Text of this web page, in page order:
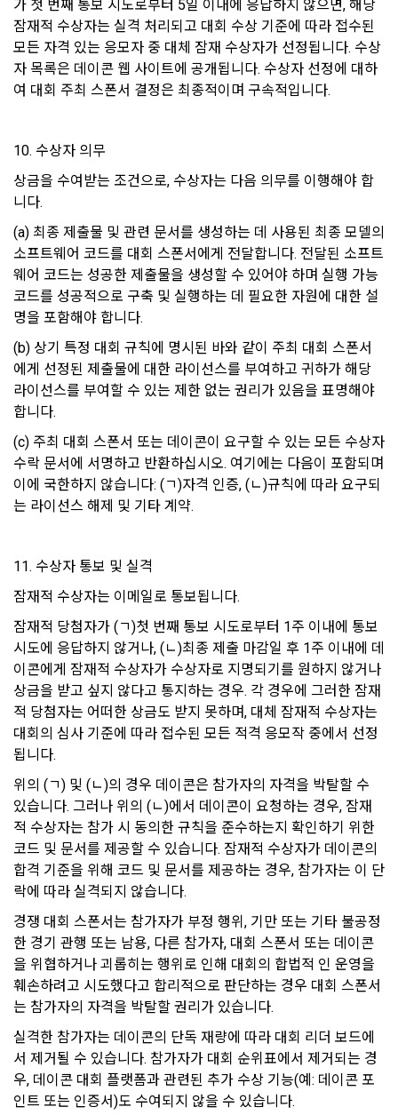
구글 로그인
아직 데이콘 계정이 없나요? 회원가입
시 보내시겠습니까?
을 위한 필수 절차입니다. 아래 이메일을 인증하여 회원가입 절
차를 완료하여 주시기 바랍니다.
제14조(취소 및 환불)
이용자는 구매한 “서비스” 사용을 아직 개시하지 않고 주문이
완료된 날로부터 7일 이내에 요청하는 경우 구매를 취소하고 환
한을 보유한다. 단, “서비스”에 결함이 있는 경우는 예외로 하며
불을 받는 경우 “회사”는 구매한 “서비스”에 대한 이용자의 액세
스를 중지할 권리를 보유한다.
제15조(청약철회 등)
1. “사이트”와 재화 및 서비스 등의 구매에 관한 계약을 체결한
이용자는 「전자상거래 등에서의 소비자보호에 관한 법률」 제
13조 제2항에 따른 계약 내용에 관한 고지를 받은 날(그 고지를
받은 때보다 재화 및 서비스 등의 공급이 늦게 이루어진 경우에
는 재화 및 서비스 등을 공급받거나 재화 및 서비스 등의 공급이
시작된 날을 말한다)부터 7일 이내에는 청약의 철회를 할 수 있
다. 다만, 청약철회에 관하여 「전자상거래 등에서의 소비자보
호에 관한 법률」에 달리 정함이 있는 경우에는 동 법 규정에 따
른다.
2. 이용자는 재화 및 서비스 등을 제공받은 경우 다음 각 호에 해
당하는 경우에는 청약철회를 할 수 없다.
가. 이용자의 사용 또는 일부 소비에 의하여 재화 및 서비스 등의
3. 제2항 제’나’호 경우에 “사이트”가 사전에 청약철회 등이 제한
를 하지 않았다면 이용자의 청약철회 등이 제한되지 않는다.
4. 이용자는 제1항 및 제2항의 규정에 불구하고 재화 및 서비스
등의 내용이 표시·광고 내용과 다르거나 계약내용과 다르게 이
행된 때에는 당해 재화 및 서비스 등을 공급받은 날부터 3월 이
내, 그 사실을 안 날 또는 알 수 있었던 날부터 30일 이내에 청약
철회 등을 할 수 있다.
제 16 조 (청약철회 등의 효과)
1. “사이트”는 이용자로부터 서비스의 반환을 정당하게 요청받
은 경우, 3영업일 이내에 이미 지급받은 재화 및 서비스 등의 대
금을 환급하거나 그 조치를 시작한다. 이 경우 “사이트”가 이용
자에게 재화 및 서비스 등의 환급을 지연한 때에는 그 지연 기간
에 대하여 「전자상거래 등에서의 소비자보호에 관한 법률 시
행령」 제21조의 2에서 정하는 지연이자율을 곱하여 산정한 지
연이자를 지급한다.
2. “사이트”는 위 대금을 환급함에 있어서 이용자가 신용카드 또
는 전자화폐 등의 결제수단으로 재화 및 서비스 등의 대금을 지
급한 때에는 지체 없이 당해 결제수단을 제공한 사업자로 하여
금 재화 및 서비스 등의 대금의 청구를 정지 또는 취소하도록 요
청한다.
3. 청약철회 등의 경우 공급받은 재화 및 서비스 등의 반환에 필
요한 비용은 이용자가 부담한다. “사이트”는 이용자에게 청약철
회 등을 이유로 위약금 또는 손해배상을 청구하지 않는다. 다만
재화 및 서비스 등의 내용이 표시·광고 내용과 다르거나 계약 내
용과 다르게 이행되어 청약철회 등을 하는 경우 재화 및 서비스
-개인정보를 제공받는 자의 개인정보 이용 목적 : 국외채용을 위
한 적합자 확인
-제공하는 개인정보의 항목 : 데이콘 인재풀 등록시 수집되는 항
목
-개인정보를 제공받는 자의 개인정보 보유 및 이용기간 : 제휴
6. 개인정보의 보유 및 이용기간
"회사"는 회원가입, 인재풀 등록으로부터 서비스를 제공하는 기
간 동안에 한하여 이용자의 개인정보를 보유 및 이용하게 됩니
다. 개인정보의 수집 및 이용에 대한 동의를 철회하는 경우, 수집
및 이용목적이 달성되거나 이용기간이 종료한 경우 개인정보를
지체 없이 파기합니다.
단, 다음의 경우에 대해서는 각각 명시한 이유와 기간 동안 보존
합니다.
법령에서 규정한 보존기간 동안 거래내역과 최소한의 기본정보
를 보유합니다. 이 경우 회사는 보관하는 정보를 그 보관의 목적
으로만 이용합니다.
① 계약 또는 청약철회 등에 관한 기록: 5년
③ 소비자의 불만 또는 분쟁처리에 관한 기록: 3년
④ 부정이용 등에 관한 기록: 5년
⑤ 웹사이트 방문기록(로그인 기록, 접속기록): 1년
2) 회원 탈퇴 요청 시, 회사는 탈퇴처리와 동시에 지체 없이 개인
정보를 파기하는 것을 원칙으로 합니다. 단, 회사를 통한 지원 이
력이 있는 회원의 탈퇴 시, 회사는 다음과 같은 보존이유로 탈퇴
후 5년 동안 지원내역 및 지원 내역과 관련된 개인정보를 보관
합니다.
① 회사를 통해 취업이 완료되었음에도 기업과의 담합을 통해
취업 사실을 공유하지않고 기업의 부정이용에 동참하는 것 방
지.
② 회사의 서비스 제공에 관한 기업과의 계약 이행을 완료하기
위해 회원의 지원정보를 보관할 필요가 있음
3) 보유기간을 미리 공지하고 그 보유기간이 경과하지 아니한
경우와 개별적으로 동의를 받은 경우에는 약정한 기간 동안 보
유합니다.
4) 개인정보보호를 위하여 이용자가 1년 동안 "데이콘"을 이용
하지 않은 경우, 이메일(또는 페이스북 등 외부 서비스와의 연동
을 통해 이용자가 설정한 계정 정보)를 "휴면계정"로 분리하여
해당 계정의 이용을 중지할 수 있습니다. 이 경우 "회사"는 "휴면
계정 처리 예정일"로부터 30일 이전에 해당사실을 전자메일, 서
면, SMS 중 하나의 방법으로 사전 통지하며 이용자가 직접 본인
가 첫 번째 통보 시도로부터 5일 이내에 응답하지 않으면, 해당
잠재적 수상자는 실격 처리되고 대회 수상 기준에 따라 접수된
모든 자격 있는 응모자 중 대체 잠재 수상자가 선정됩니다. 수상
자 목록은 데이콘 웹 사이트에 공개됩니다. 수상자 선정에 대하
여 대회 주최 스폰서 결정은 최종적이며 구속적입니다.
10. 수상자 의무
상금을 수여받는 조건으로, 수상자는 다음 의무를 이행해야 합
니다.
(a) 최종 제출물 및 관련 문서를 생성하는 데 사용된 최종 모델의
소프트웨어 코드를 대회 스폰서에게 전달합니다. 전달된 소프트
웨어 코드는 성공한 제출물을 생성할 수 있어야 하며 실행 가능
코드를 성공적으로 구축 및 실행하는 데 필요한 자원에 대한 설
명을 포함해야 합니다.
(b) 상기 특정 대회 규칙에 명시된 바와 같이 주최 대회 스폰서
에게 선정된 제출물에 대한 라이선스를 부여하고 귀하가 해당
라이선스를 부여할 수 있는 제한 없는 권리가 있음을 표명해야
합니다.
(c) 주최 대회 스폰서 또는 데이콘이 요구할 수 있는 모든 수상자
수락 문서에 서명하고 반환하십시오. 여기에는 다음이 포함되며
이에 국한하지 않습니다: (ㄱ)자격 인증, (ㄴ)규칙에 따라 요구되
는 라이선스 해제 및 기타 계약.
11. 수상자 통보 및 실격
잠재적 수상자는 이메일로 통보됩니다.
잠재적 당첨자가 (ㄱ)첫 번째 통보 시도로부터 1주 이내에 통보
시도에 응답하지 않거나, (ㄴ)최종 제출 마감일 후 1주 이내에 데
이콘에게 잠재적 수상자가 수상자로 지명되기를 원하지 않거나
상금을 받고 싶지 않다고 통지하는 경우. 각 경우에 그러한 잠재
적 당첨자는 어떠한 상금도 받지 못하며, 대체 잠재적 수상자는
대회의 심사 기준에 따라 접수된 모든 적격 응모작 중에서 선정
됩니다.
위의 (ㄱ) 및 (ㄴ)의 경우 데이콘은 참가자의 자격을 박탈할 수
있습니다. 그러나 위의 (ㄴ)에서 데이콘이 요청하는 경우, 잠재
적 수상자는 참가 시 동의한 규칙을 준수하는지 확인하기 위한
코드 및 문서를 제공할 수 있습니다. 잠재적 수상자가 데이콘의
합격 기준을 위해 코드 및 문서를 제공하는 경우, 참가자는 이 단
락에 따라 실격되지 않습니다.
경쟁 대회 스폰서는 참가자가 부정 행위, 기만 또는 기타 불공정
한 경기 관행 또는 남용, 다른 참가자, 대회 스폰서 또는 데이콘
을 위협하거나 괴롭히는 행위로 인해 대회의 합법적 인 운영을
훼손하려고 시도했다고 합리적으로 판단하는 경우 대회 스폰서
는 참가자의 자격을 박탈할 권리가 있습니다.
실격한 참가자는 데이콘의 단독 재량에 따라 대회 리더 보드에
서 제거될 수 있습니다. 참가자가 대회 순위표에서 제거되는 경
우, 데이콘 대회 플랫폼과 관련된 추가 수상 기능(예: 데이콘 포
인트 또는 인증서)도 수여되지 않을 수 있습니다.